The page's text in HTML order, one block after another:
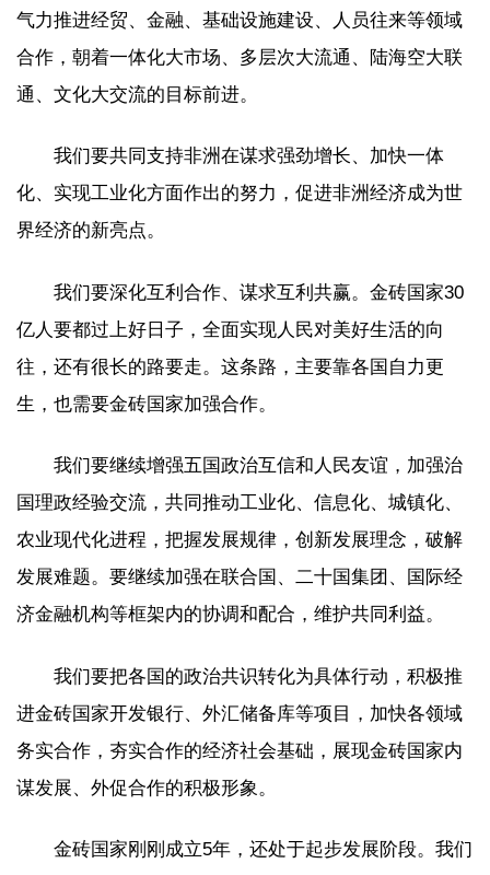
气力推进经贸、金融、基础设施建设、人员往来等领域
合作，朝着一体化大市场、多层次大流通、陆海空大联
通、文化大交流的目标前进。
我们要共同支持非洲在谋求强劲增长、加快一体
化、实现工业化方面作出的努力，促进非洲经济成为世
界经济的新亮点。
我们要深化互利合作、谋求互利共赢。金砖国家30
亿人要都过上好日子，全面实现人民对美好生活的向
往，还有很长的路要走。这条路，主要靠各国自力更
生，也需要金砖国家加强合作。
我们要继续增强五国政治互信和人民友谊，加强治
国理政经验交流，共同推动工业化、信息化、城镇化、
农业现代化进程，把握发展规律，创新发展理念，破解
发展难题。要继续加强在联合国、二十国集团、国际经
济金融机构等框架内的协调和配合，维护共同利益。
我们要把各国的政治共识转化为具体行动，积极推
进金砖国家开发银行、外汇储备库等项目，加快各领域
务实合作，夯实合作的经济社会基础，展现金砖国家内
谋发展、外促合作的积极形象。
金砖国家刚刚成立5年，还处于起步发展阶段。我们